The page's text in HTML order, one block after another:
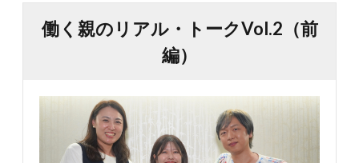
働く親のリアル・トークVol.2（前
編）